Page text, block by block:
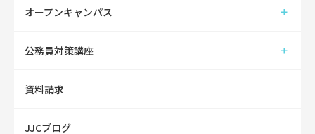
オープンキャンパス
公務員対策講座
資料請求
JJCブログ